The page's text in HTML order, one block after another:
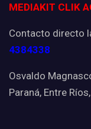
MEDIAKIT CLIK
Contacto directo
4384338
Osvaldo
Paraná, Entre